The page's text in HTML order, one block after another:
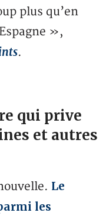
plus qu’en
»,
.
qui prive
et autres
Le
les